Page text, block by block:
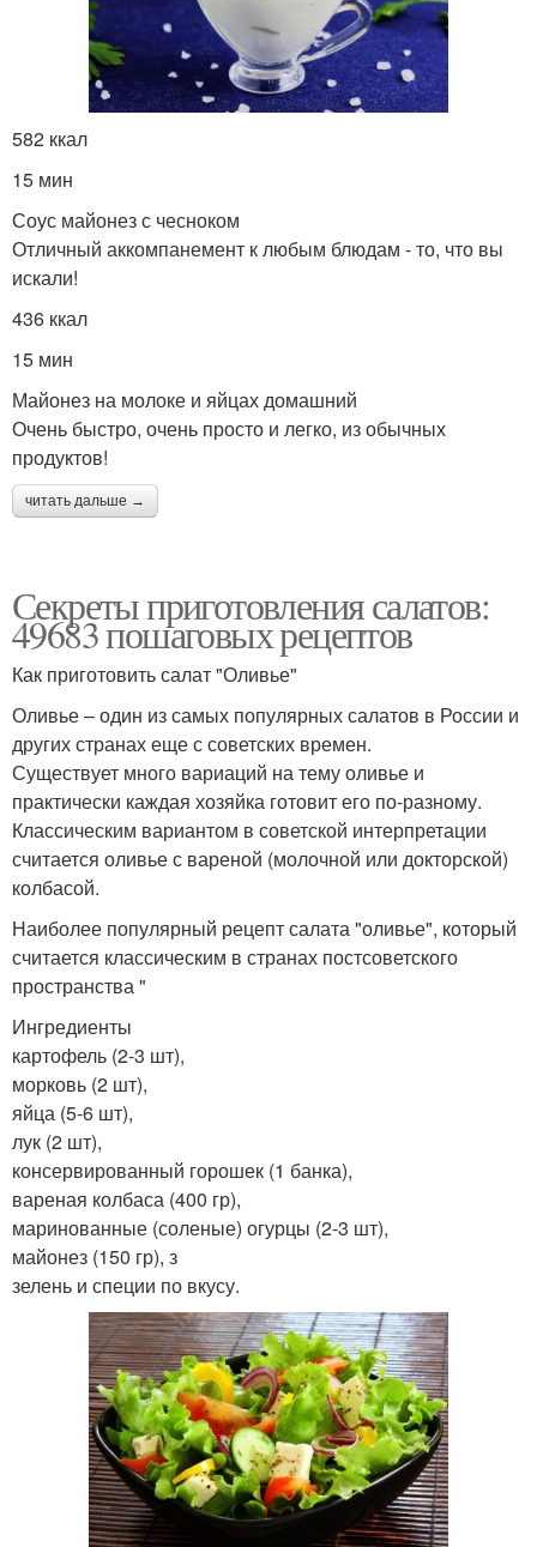
582 ккал
15 мин
Соус майонез с чесноком
Отличный аккомпанемент к любым блюдам - то, что вы
искали!
436 ккал
15 мин
Майонез на молоке и яйцах домашний
Очень быстро, очень просто и легко, из обычных
продуктов!
читать дальше →
Секреты приготовления салатов:
49683 пошаговых рецептов
Как приготовить салат "Оливье"
Оливье – один из самых популярных салатов в России и
других странах еще с советских времен.
Существует много вариаций на тему оливье и
практически каждая хозяйка готовит его по-разному.
Классическим вариантом в советской интерпретации
считается оливье с вареной (молочной или докторской)
колбасой.
Наиболее популярный рецепт салата "оливье", который
считается классическим в странах постсоветского
пространства "
Ингредиенты
картофель (2-3 шт),
морковь (2 шт),
яйца (5-6 шт),
лук (2 шт),
консервированный горошек (1 банка),
вареная колбаса (400 гр),
маринованные (соленые) огурцы (2-3 шт),
майонез (150 гр), з
зелень и специи по вкусу.